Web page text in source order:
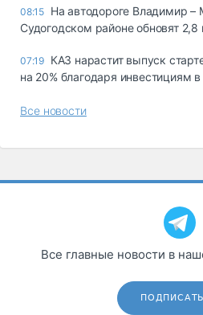
08:15 На автодороге Владимир
Судогодском районе обновят 2,8
07:19 КАЗ нарастит выпуск
на 20% благодаря инвестициям
Все новости
Все главные новости в